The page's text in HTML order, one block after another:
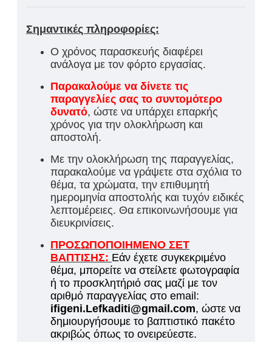
Σημαντικές πληροφορίες:
Ο χρόνος παρασκευής διαφέρει
ανάλογα με τον φόρτο εργασίας.
Παρακαλούμε να δίνετε τις
παραγγελίες σας το συντομότερο
δυνατό, ώστε να υπάρχει επαρκής
χρόνος για την ολοκλήρωση και
αποστολή.
Με την ολοκλήρωση της παραγγελίας,
παρακαλούμε να γράψετε στα σχόλια το
θέμα, τα χρώματα, την επιθυμητή
ημερομηνία αποστολής και τυχόν ειδικές
λεπτομέρειες. Θα επικοινωνήσουμε για
διευκρινίσεις.
ΠΡΟΣΩΠΟΠΟΙΗΜΕΝΟ ΣΕΤ
ΒΑΠΤΙΣΗΣ: Εάν έχετε συγκεκριμένο
θέμα, μπορείτε να στείλετε φωτογραφία
ή το προσκλητήριό σας μαζί με τον
αριθμό παραγγελίας στο email:
ifigeni.Lefkaditi@gmail.com, ώστε να
δημιουργήσουμε το βαπτιστικό πακέτο
ακριβώς όπως το ονειρεύεστε.